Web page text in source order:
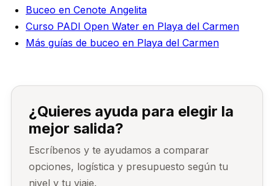
Buceo en Cenote Angelita
Curso PADI Open Water en Playa del Carmen
Más guías de buceo en Playa del Carmen
¿Quieres ayuda para elegir la
mejor salida?
Escríbenos y te ayudamos a comparar
opciones, logística y presupuesto según tu
nivel y tu viaje.